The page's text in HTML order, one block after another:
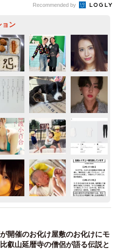
Recommended by
ョン
開催のお化け屋敷のお化けにモ
叡山延暦寺の僧侶が語る伝説と